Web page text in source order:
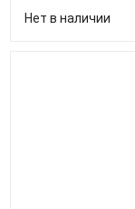
Нет в наличии